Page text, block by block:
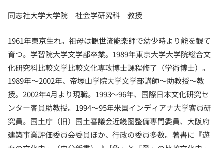
同志社大学大学院 社会学研究科 教授
1961年東京生れ。祖母は観世流能楽師で幼少時より能を観て
育つ。学習院大学文学部卒業。1989年東京大学大学院総合文
化研究科比較文学比較文化専攻博士課程修了（学術博士）。
1989年〜2002年、帝塚山学院大学文学部講師〜助教授〜教
授。2002年4月より現職。1993〜96年、国際日本文化研究セ
ンター客員助教授。1994〜95年米国インディアナ大学客員研
究員。国土庁（旧）国土審議会近畿圏整備専門委員、大阪府
建築事業評価委員会委員ほか、行政の委員多数。著書に『遊